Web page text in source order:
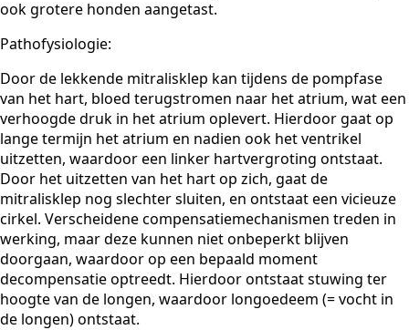
ook grotere honden aangetast.
Pathofysiologie:
Door de lekkende mitralisklep kan tijdens de pompfase
van het hart, bloed terugstromen naar het atrium, wat een
verhoogde druk in het atrium oplevert. Hierdoor gaat op
lange termijn het atrium en nadien ook het ventrikel
uitzetten, waardoor een linker hartvergroting ontstaat.
Door het uitzetten van het hart op zich, gaat de
mitralisklep nog slechter sluiten, en ontstaat een vicieuze
cirkel. Verscheidene compensatiemechanismen treden in
werking, maar deze kunnen niet onbeperkt blijven
doorgaan, waardoor op een bepaald moment
decompensatie optreedt. Hierdoor ontstaat stuwing ter
hoogte van de longen, waardoor longoedeem (= vocht in
de longen) ontstaat.